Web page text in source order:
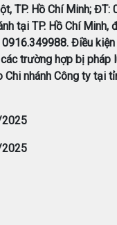
TP. Hồ Chí Minh; ĐT:
tại TP. Hồ Chí Minh,
0916.349988. Điều
trường hợp bị pháp
nhánh Công ty tại